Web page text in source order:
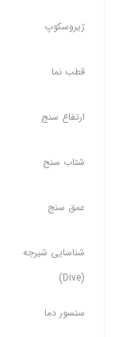
ژیروسکوپ
قطب نما
ارتفاع سنج
شتاب سنج
عمق سنج
شناسایی شیرجه
(Dive)
سنسور دما